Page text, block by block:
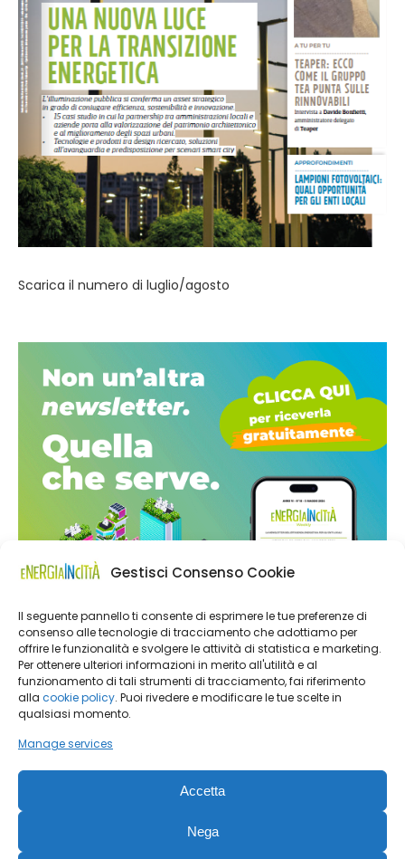
Gestisci Consenso Cookie
Il seguente pannello ti consente di esprimere le tue preferenze di
consenso alle tecnologie di tracciamento che adottiamo per
offrire le funzionalità e svolgere le attività di statistica e marketing.
Per ottenere ulteriori informazioni in merito all'utilità e al
funzionamento di tali strumenti di tracciamento, fai riferimento
alla cookie policy. Puoi rivedere e modificare le tue scelte in
qualsiasi momento.
Manage services
Accetta
Nega
Scarica il numero di luglio/agosto